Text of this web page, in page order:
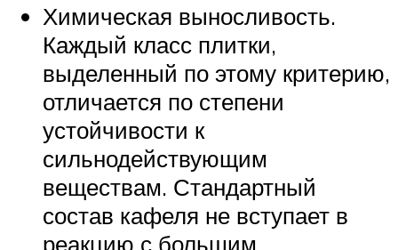
Химическая выносливость.
Каждый класс плитки,
выделенный по этому критерию,
отличается по степени
устойчивости к
сильнодействующим
веществам. Стандартный
состав кафеля не вступает в
реакцию с большим